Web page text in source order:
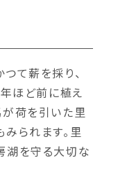
て薪を採り、
ほど前に植え
荷を引いた里
られます。里
湖を守る大切な